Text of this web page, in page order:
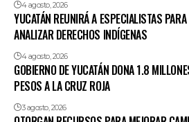
4 agosto, 2026
YUCATÁN REUNIRÁ A ESPECIALISTAS PARA
ANALIZAR DERECHOS INDÍGENAS
4 agosto, 2026
GOBIERNO DE YUCATÁN DONA 1.8
PESOS A LA CRUZ ROJA
3 agosto, 2026